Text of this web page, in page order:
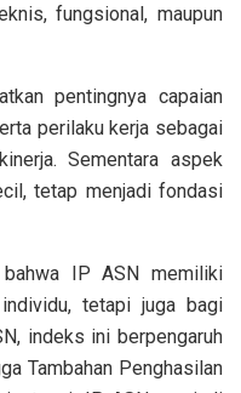
fungsional, maupun
pentingnya capaian
perilaku kerja sebagai
Sementara aspek
tetap menjadi fondasi
bahwa IP ASN memiliki
tetapi juga bagi
indeks ini berpengaruh
Tambahan Penghasilan